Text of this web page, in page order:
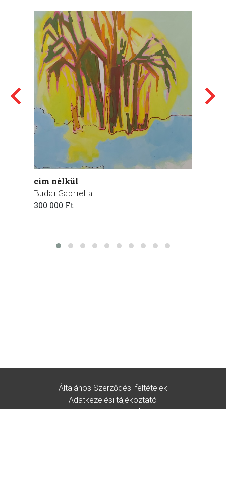
cím nélkül
Budai Gabriella
300 000 Ft
Általános Szerződési feltételek
Adatkezelési tájékoztató
Kapcsolat